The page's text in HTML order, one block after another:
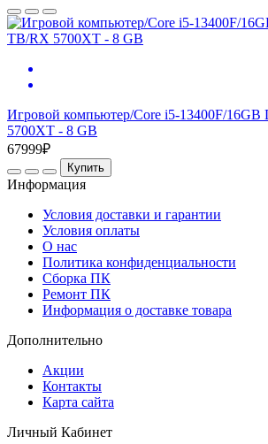
Игровой компьютер/Core i5-13400F/
5700XT - 8 GB
67999₽
Купить
Информация
Условия доставки и гарантии
Условия оплаты
О нас
Политика конфиденциальности
Сборка ПК
Ремонт ПК
Информация о доставке товара
Дополнительно
Акции
Контакты
Карта сайта
Личный Кабинет